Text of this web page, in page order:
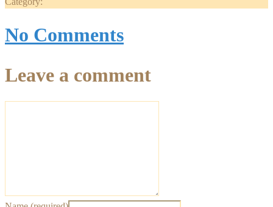
No Comments
Leave a comment